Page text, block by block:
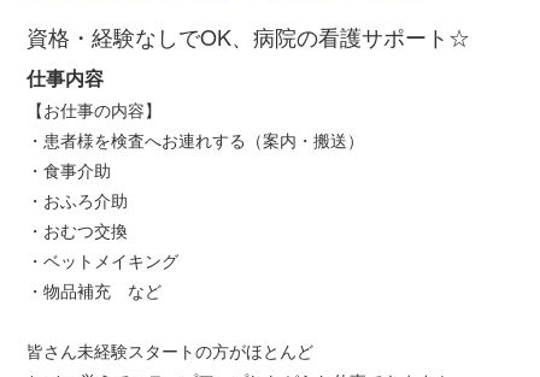
資格・経験なしでOK、病院の看護サポート☆
仕事内容
【お仕事の内容】
・患者様を検査へお連れする（案内・搬送）
・食事介助
・おふろ介助
・おむつ交換
・ベットメイキング
・物品補充 など
皆さん未経験スタートの方がほとんど